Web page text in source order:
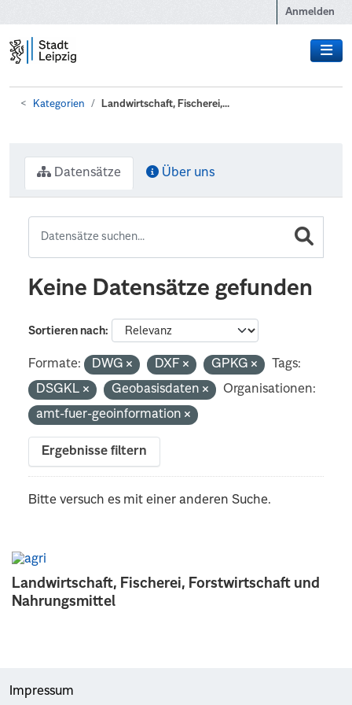
Anmelden
Kategorien Landwirtschaft, Fischerei,...
Landwirtschaft, Fischerei, Forstwirtschaft und
Nahrungsmittel
Datensätze Über uns
Keine Datensätze gefunden
Sortieren nach
Formate: DWG DXF GPKG
Tags:
DSGKL
Geobasisdaten
Organisationen:
amt-fuer-geoinformation
Ergebnisse filtern
Bitte versuch es mit einer anderen Suche.
Impressum